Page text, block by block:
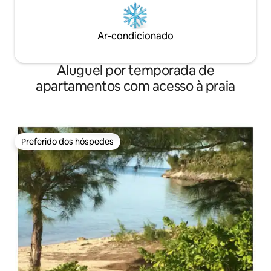
Ar-condicionado
Aluguel por temporada de
apartamentos com acesso à praia
Preferido dos hóspedes
Preferido dos hóspedes